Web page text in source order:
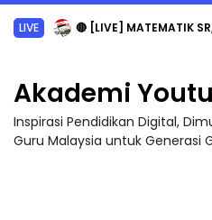
LIVE 🔴 [LIVE] MATEMATIK SR, WANG TAHUN 6 OLEH CIKGU
Akademi
Inspirasi Pendidikan Digital,
Guru Malaysia untuk Generasi